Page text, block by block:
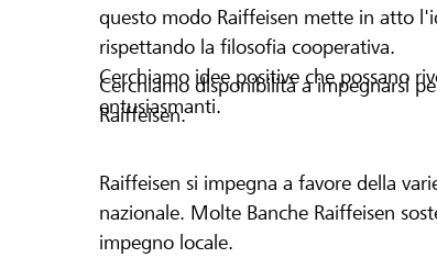
questo modo Raiffeisen mette in atto
rispettando la filosofia cooperativa.
Cerchiamo idee positive che possano
entusiasmanti.
Cerchiamo disponibilità a impegnarsi
Raiffeisen.
Raiffeisen si impegna a favore della
nazionale. Molte Banche Raiffeisen
impegno locale.